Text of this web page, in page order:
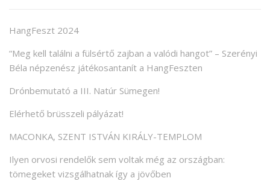
HangFeszt 2024
“Meg kell találni a fülsértő zajban a valódi hangot” – Szerényi
Béla népzenész játékosantanít a HangFeszten
Drónbemutató a III. Natúr Sümegen!
Elérhető brüsszeli pályázat!
MACONKA, SZENT ISTVÁN KIRÁLY-TEMPLOM
Ilyen orvosi rendelők sem voltak még az országban:
tömegeket vizsgálhatnak így a jövőben